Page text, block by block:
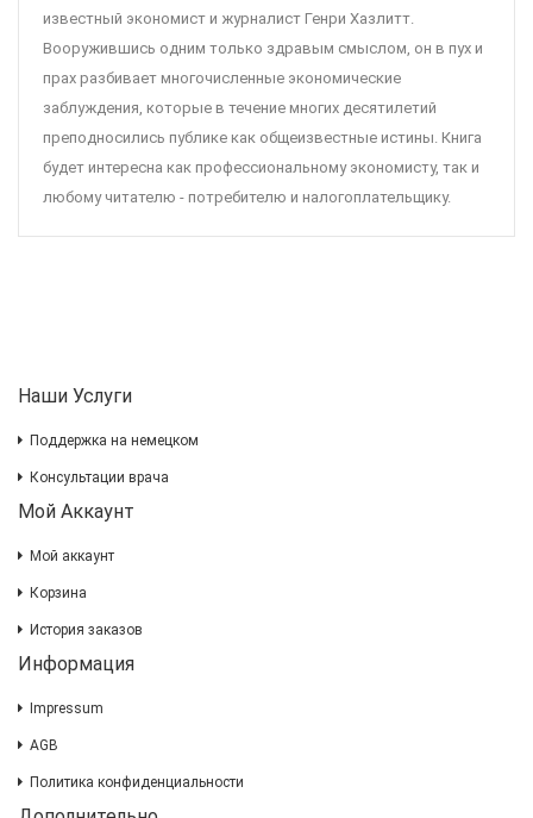
известный экономист и журналист Генри Хазлитт.
Вооружившись одним только здравым смыслом, он в пух и
прах разбивает многочисленные экономические
заблуждения, которые в течение многих десятилетий
преподносились публике как общеизвестные истины. Книга
будет интересна как профессиональному экономисту, так и
любому читателю - потребителю и налогоплательщику.
Наши Услуги
Поддержка на немецком
Консультации врача
Мой Аккаунт
Мой аккаунт
Корзина
История заказов
Информация
Impressum
AGB
Политика конфиденциальности